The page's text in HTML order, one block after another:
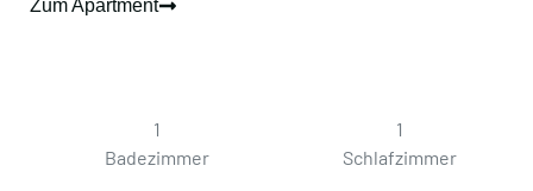
Zum Apartment
1
Badezimmer
1
Schlafzimmer